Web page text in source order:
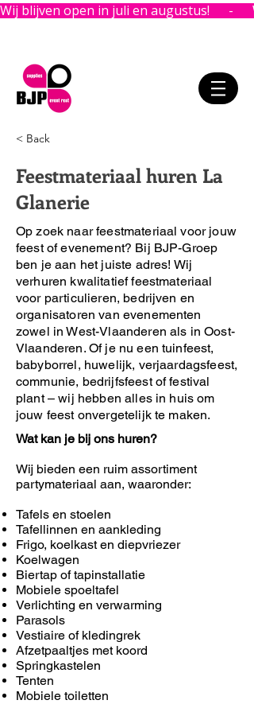
Wij blijven open in juli en augustus!      -
< Back
Feestmateriaal huren La
Glanerie
Op zoek naar feestmateriaal voor jouw
feest of evenement? Bij BJP-Groep
ben je aan het juiste adres! Wij
verhuren kwalitatief feestmateriaal
voor particulieren, bedrijven en
organisatoren van evenementen
zowel in West-Vlaanderen als in Oost-
Vlaanderen. Of je nu een tuinfeest,
babyborrel, huwelijk, verjaardagsfeest,
communie, bedrijfsfeest of festival
plant – wij hebben alles in huis om
jouw feest onvergetelijk te maken.
Wat kan je bij ons huren?
Wij bieden een ruim assortiment
partymateriaal aan, waaronder:
Tafels en stoelen
Tafellinnen en aankleding
Frigo, koelkast en diepvriezer
Koelwagen
Biertap of tapinstallatie
Mobiele spoeltafel
Verlichting en verwarming
Parasols
Vestiaire of kledingrek
Afzetpaaltjes met koord
Springkastelen
Tenten
Mobiele toiletten